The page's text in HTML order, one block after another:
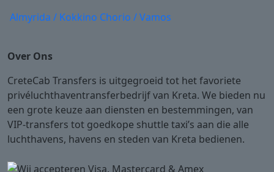
Almyrida / Kokkino Chorio / Vamos
Over Ons
CreteCab Transfers is uitgegroeid tot het favoriete
privéluchthaventransferbedrijf van Kreta. We bieden nu
een grote keuze aan diensten en bestemmingen, van
VIP-transfers tot goedkope shuttle taxi’s aan die alle
luchthavens, havens en steden van Kreta bedienen.